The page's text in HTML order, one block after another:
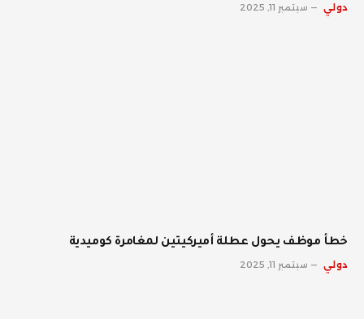
دولي سبتمبر 11, 2025
خطأ موظف يحول عطلة أميركيتين لمغامرة كوميدية
دولي سبتمبر 11, 2025